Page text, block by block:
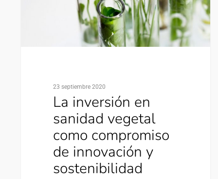
23 septiembre 2020
La inversión en
sanidad vegetal
como compromiso
de innovación y
sostenibilidad